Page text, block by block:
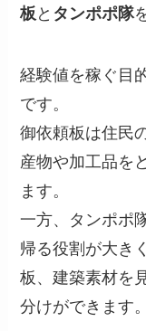
板 と タンポポ隊
経験値を稼ぐ目
です。
御依頼板は住民
産物や加工品を
ます。
一方、タンポポ
帰る役割が大き
板、建築素材を
分けができます。